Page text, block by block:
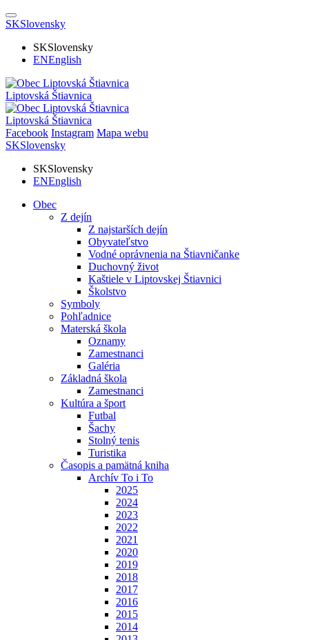
SKSlovensky
SKSlovensky
ENEnglish
Liptovská Štiavnica
Liptovská Štiavnica
Facebook Instagram Mapa webu
SKSlovensky
SKSlovensky
ENEnglish
Obec
Z dejín
Z najstarších dejín
Obyvateľstvo
Vodné oprávnenia na Štiavničanke
Duchovný život
Kaštiele v Liptovskej Štiavnici
Školstvo
Symboly
Pohľadnice
Materská škola
Oznamy
Zamestnanci
Galéria
Základná škola
Zamestnanci
Kultúra a šport
Futbal
Šachy
Stolný tenis
Turistika
Časopis a pamätná kniha
Archív To i To
2025
2024
2023
2022
2021
2020
2019
2018
2017
2016
2015
2014